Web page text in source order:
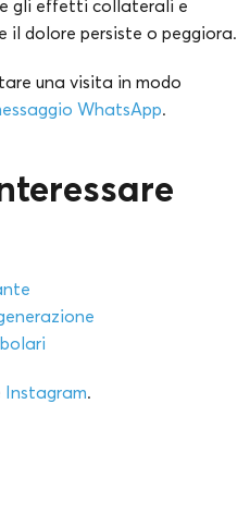
gli effetti collaterali e
il dolore persiste o peggiora.
una visita in modo
WhatsApp.
Instagram.